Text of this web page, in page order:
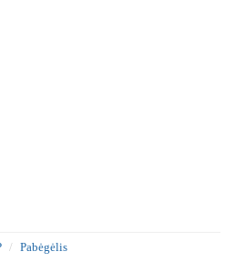
Pabėgėlis